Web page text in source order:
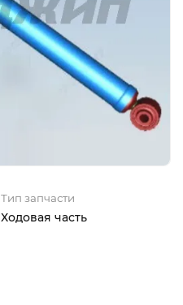
Тип запчасти
Ходовая часть